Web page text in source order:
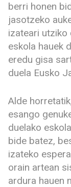
berri honen
jasotzeko
izateari utziko
eskola hauek
eredu gisa
duela Eusko
Alde
esango
duelako
bide batez,
izateko
orain artean
ardura hauen